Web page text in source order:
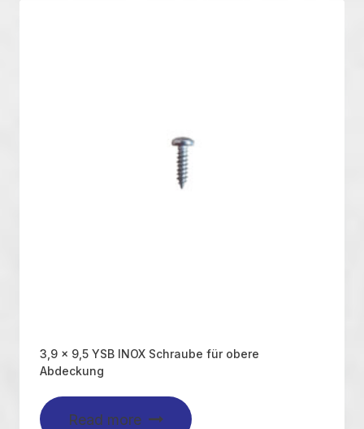
3,9 x 9,5 YSB INOX Schraube für obere
Abdeckung
Read more